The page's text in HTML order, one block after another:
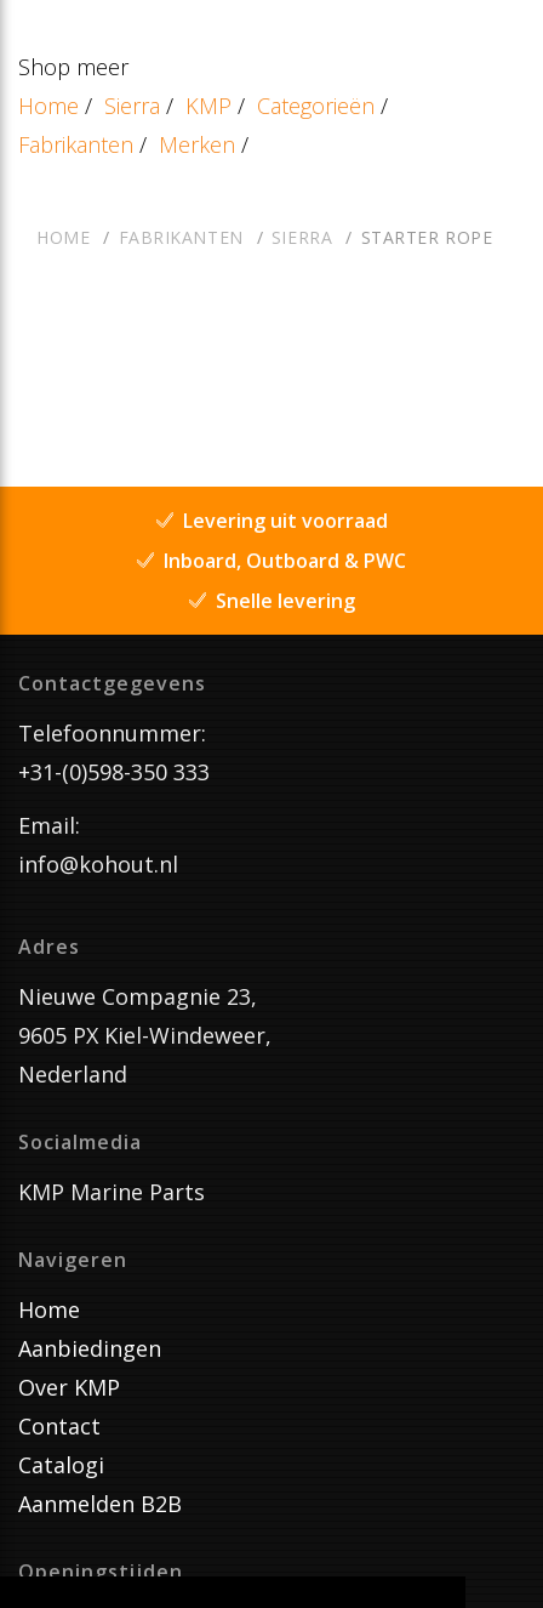
Shop meer
Home / Sierra / KMP / Categorieën /
Fabrikanten / Merken /
HOME FABRIKANTEN SIERRA STARTER ROPE
Levering uit voorraad
Inboard, Outboard & PWC
Snelle levering
Contactgegevens
Telefoonnummer:
+31-(0)598-350 333
Email:
info@kohout.nl
Adres
Nieuwe Compagnie 23,
9605 PX Kiel-Windeweer,
Nederland
Socialmedia
KMP Marine Parts
Navigeren
Home
Aanbiedingen
Over KMP
Contact
Catalogi
Aanmelden B2B
Openingstijden